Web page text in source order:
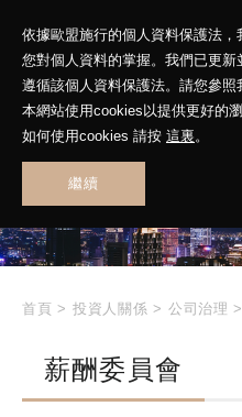
依據歐盟施行的個人資料保護法
您對個人資料的掌握。我們已更新
遵循該個人資料保護法。請您參照
本網站使用cookies以提供更好的
如何使用cookies 請按 這裏。
繼續
首頁 > 投資人關係 > 公司治理 >
薪酬委員會